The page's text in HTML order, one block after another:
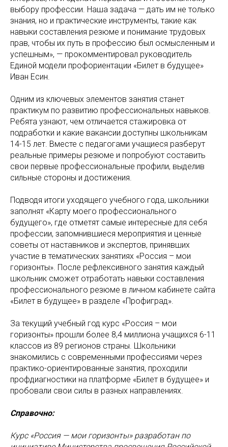
выбору профессии. Наша задача — дать им не только
знания, но и практические инструменты, такие как
навыки составления резюме и понимание трудовых
прав, чтобы их путь в профессию был осмысленным и
успешным», — прокомментировал руководитель
Единой модели профориентации «Билет в будущее»
Иван Есин.
Одним из ключевых элементов занятия станет
практикум по развитию профессиональных навыков.
Ребята узнают, чем отличается стажировка от
подработки и какие вакансии доступны школьникам
14-15 лет. Вместе с педагогами учащиеся разберут
реальные примеры резюме и попробуют составить
свои первые профессиональные профили, выделив
сильные стороны и достижения.
Подводя итоги уходящего учебного года, школьники
заполнят «Карту моего профессионального
будущего», где отметят самые интересные для себя
профессии, запомнившиеся мероприятия и ценные
советы от наставников и экспертов, принявших
участие в тематических занятиях «Россия – мои
горизонты». После рефлексивного занятия каждый
школьник сможет отработать навыки составления
профессионального резюме в личном кабинете сайта
«Билет в будущее» в разделе «Профиград».
За текущий учебный год курс «Россия – мои
горизонты» прошли более 8,4 миллиона учащихся 6-11
классов из 89 регионов страны. Школьники
знакомились с современными профессиями через
практико-ориентированные занятия, проходили
профдиагностики на платформе «Билет в будущее» и
пробовали свои силы в разных направлениях.
Справочно:
Курс «Россия — мои горизонты» разработан по